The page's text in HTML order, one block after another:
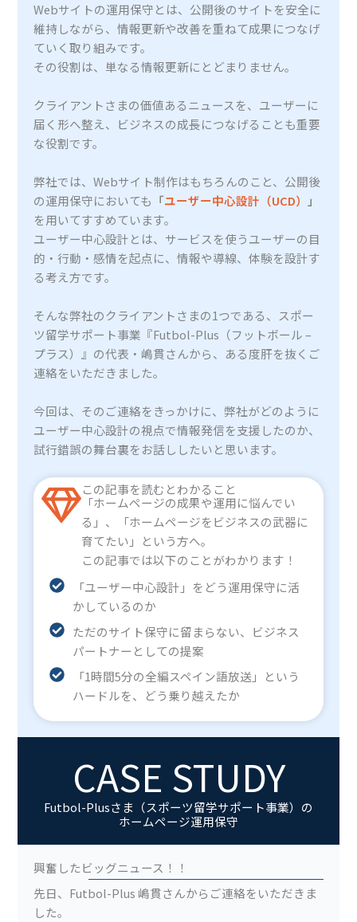
Webサイトの運用保守とは、公開後のサイトを安全に
維持しながら、情報更新や改善を重ねて成果につなげ
ていく取り組みです。
その役割は、単なる情報更新にとどまりません。
クライアントさまの価値あるニュースを、ユーザーに
届く形へ整え、ビジネスの成長につなげることも重要
な役割です。
弊社では、Webサイト制作はもちろんのこと、公開後
の運用保守においても 「ユーザー中心設計（UCD）」
を用いてすすめています。
ユーザー中心設計とは、サービスを使うユーザーの目
的・行動・感情を起点に、情報や導線、体験を設計す
る考え方です。
そんな弊社のクライアントさまの1つである、スポー
ツ留学サポート事業『Futbol-Plus（フットボール –
プラス）』の代表・嶋貫さんから、ある度肝を抜くご
連絡をいただきました。
今回は、そのご連絡をきっかけに、弊社がどのように
ユーザー中心設計の視点で情報発信を支援したのか、
試行錯誤の舞台裏をお話ししたいと思います。
この記事を読むとわかること
「ホームページの成果や運用に悩んでい
る」、「ホームページをビジネスの武器に
育てたい」という方へ。
この記事では以下のことがわかります！
「ユーザー中心設計」をどう運用保守に活
かしているのか
ただのサイト保守に留まらない、ビジネス
パートナーとしての提案
「1時間5分の全編スペイン語放送」という
ハードルを、どう乗り越えたか
CASE STUDY
Futbol-Plusさま（スポーツ留学サポート事業）の
ホームページ運用保守
興奮したビッグニュース！！
先日、Futbol-Plus 嶋貫さんからご連絡をいただきま
した。